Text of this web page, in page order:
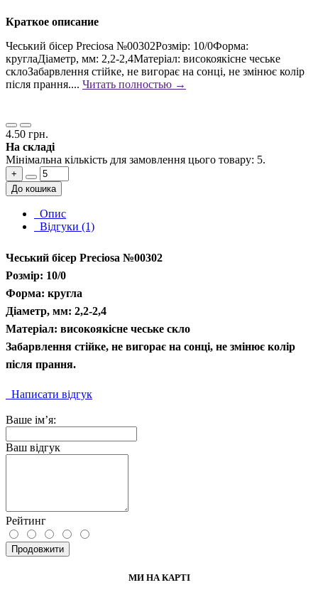
Краткое описание
Чеський бісер Preciosa №00302Розмір: 10/0Форма:
круглаДіаметр, мм: 2,2-2,4Матеріал: високоякісне чеське
склоЗабарвлення стійке, не вигорає на сонці, не змінює колір
після прання.... Читать полностью →
4.50 грн.
На складі
Мінімальна кількість для замовлення цього товару: 5.
+
До кошика
Опис
Відгуки (1)
Чеський бісер Preciosa №00302
Розмір: 10/0
Форма: кругла
Діаметр, мм: 2,2-2,4
Матеріал: високоякісне чеське скло
Забарвлення стійке, не вигорає на сонці, не змінює колір
після прання.
Написати відгук
Ваше ім’я:
Ваш відгук
Рейтинг
Продовжити
МИ НА КАРТІ